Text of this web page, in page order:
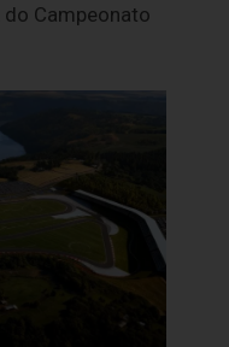
do Campeonato